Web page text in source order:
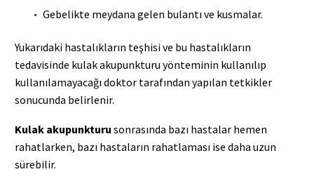
Gebelikte meydana gelen bulantı ve kusmalar.
Yukarıdaki hastalıkların teşhisi ve bu hastalıkların
tedavisinde kulak akupunkturu yönteminin kullanılıp
kullanılamayacağı doktor tarafından yapılan tetkikler
sonucunda belirlenir.
Kulak akupunkturu sonrasında bazı hastalar hemen
rahatlarken, bazı hastaların rahatlaması ise daha uzun
sürebilir.